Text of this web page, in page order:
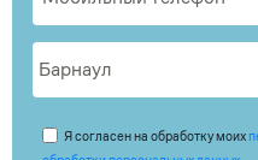
Я согласен на обработку моих